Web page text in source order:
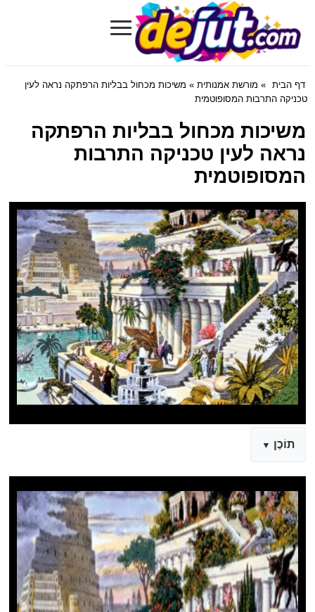
Dejut.com
≡
דף הבית » מורשת אמנותית » משיכות מכחול בבליות הרפתקה נראה לעין
טכניקה התרבות המסופוטמית
משיכות מכחול בבליות הרפתקה
נראה לעין טכניקה התרבות
המסופוטמית
תוֹכֶן